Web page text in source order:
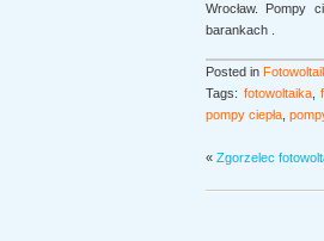
Wrocław. Pompy
barankach .
Posted in
Tags: fotowoltaika,
pompy ciepła
« Zgorzelec